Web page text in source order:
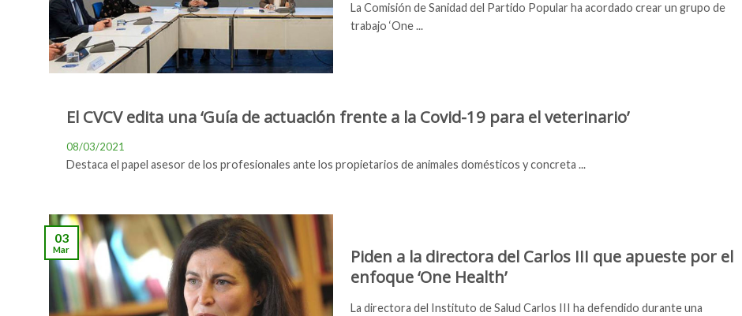
La Comisión de Sanidad del Partido Popular ha acordado crear un grupo de
trabajo ‘One ...
El CVCV edita una ‘Guía de actuación frente a la Covid-19 para el veterinario’
08/03/2021
Destaca el papel asesor de los profesionales ante los propietarios de animales domésticos y concreta ...
Piden a la directora del Carlos III que apueste por el
enfoque ‘One Health’
La directora del Instituto de Salud Carlos III ha defendido durante una
03
Mar